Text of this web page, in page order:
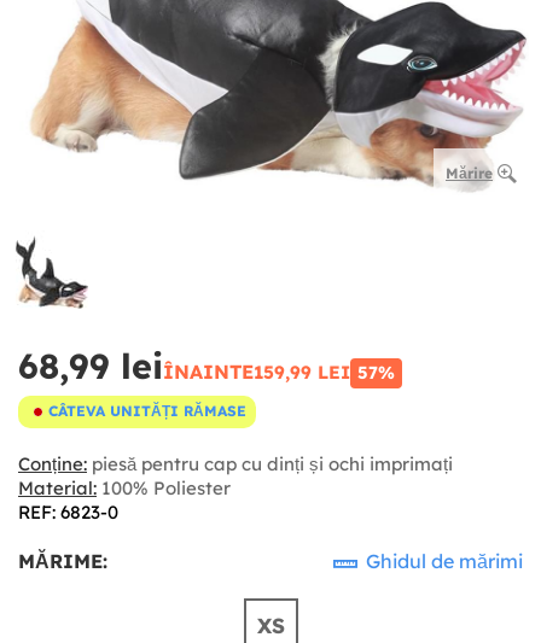
Mărire
68,99 leiÎNAINTE159,99 LEI 57%
CÂTEVA UNITĂȚI RĂMASE
Conține: piesă pentru cap cu dinți și ochi imprimați
Material: 100% Poliester
REF: 6823-0
MĂRIME: Ghidul de mărimi
XS